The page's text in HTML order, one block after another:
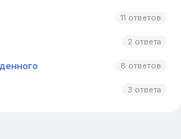
11 ответов
2 ответа
8 ответов
3 ответа